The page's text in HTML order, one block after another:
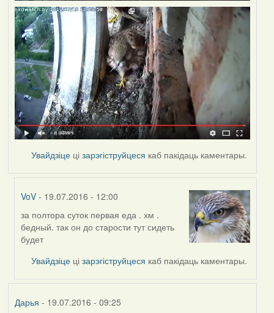
Увайдзіце цізарэгіструйцеся каб пакідаць каментары.
VoV - 19.07.2016 - 12:00
In
reply
to
за полтора суток первая еда . хм .
бедный. так он до старости тут сидеть
будет
Увайдзіце цізарэгіструйцеся каб пакідаць каментары.
Дарья - 19.07.2016 - 09:25